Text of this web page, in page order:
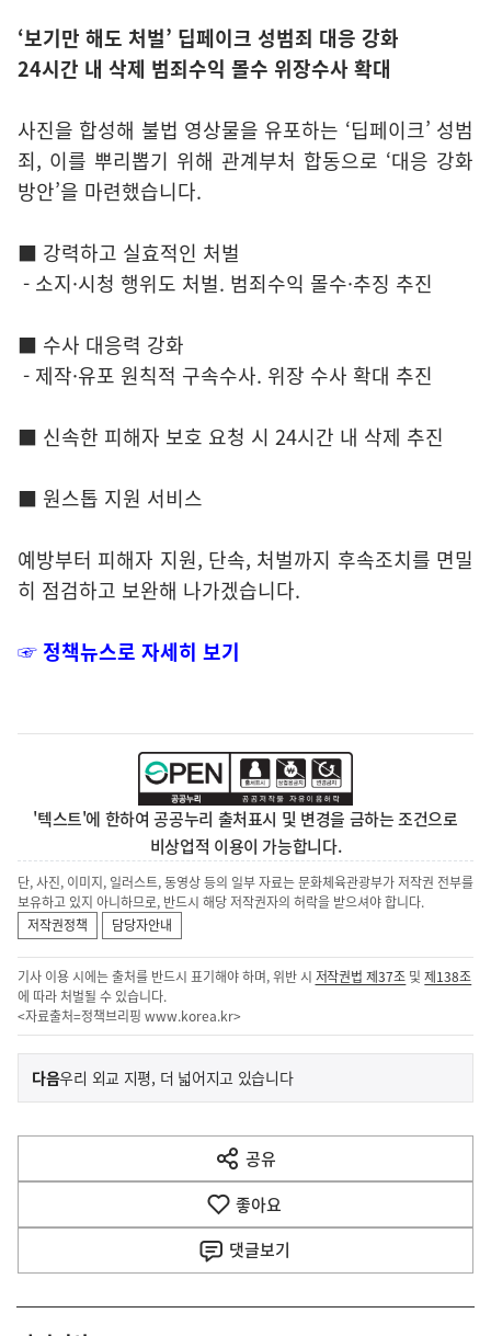
‘보기만 해도 처벌’ 딥페이크 성범죄 대응 강화
24시간 내 삭제 범죄수익 몰수 위장수사 확대
사진을 합성해 불법 영상물을 유포하는 ‘딥페이크’ 성범
죄, 이를 뿌리뽑기 위해 관계부처 합동으로 ‘대응 강화
방안’을 마련했습니다.
■ 강력하고 실효적인 처벌
- 소지·시청 행위도 처벌. 범죄수익 몰수·추징 추진
■ 수사 대응력 강화
- 제작·유포 원칙적 구속수사. 위장 수사 확대 추진
■ 신속한 피해자 보호 요청 시 24시간 내 삭제 추진
■ 원스톱 지원 서비스
예방부터 피해자 지원, 단속, 처벌까지 후속조치를 면밀
히 점검하고 보완해 나가겠습니다.
☞ 정책뉴스로 자세히 보기
'텍스트'에 한하여 공공누리 출처표시 및 변경을 금하는 조건으로
비상업적 이용이 가능합니다.
단, 사진, 이미지, 일러스트, 동영상 등의 일부 자료는 문화체육관광부가 저작권 전부를
보유하고 있지 아니하므로, 반드시 해당 저작권자의 허락을 받으셔야 합니다.
저작권정책
담당자안내
기사 이용 시에는 출처를 반드시 표기해야 하며, 위반 시 저작권법 제37조 및제138조
에 따라 처벌될 수 있습니다.
<자료출처=정책브리핑 www.korea.kr>
이
전
다
음
다음기
우리 외교 지평, 더 넓어지고 있습니다
공유
열
기
좋아요
댓글보기